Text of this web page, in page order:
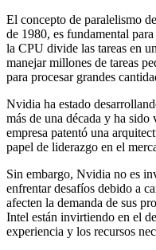
El concepto de paralelismo
de 1980, es fundamental
la CPU divide las tareas en
manejar millones de tareas
para procesar grandes
Nvidia ha estado
más de una década y ha
empresa patentó una
papel de liderazgo en el
Sin embargo, Nvidia no es
enfrentar desafíos debido a
afecten la demanda de sus
Intel están invirtiendo en el
experiencia y los recursos